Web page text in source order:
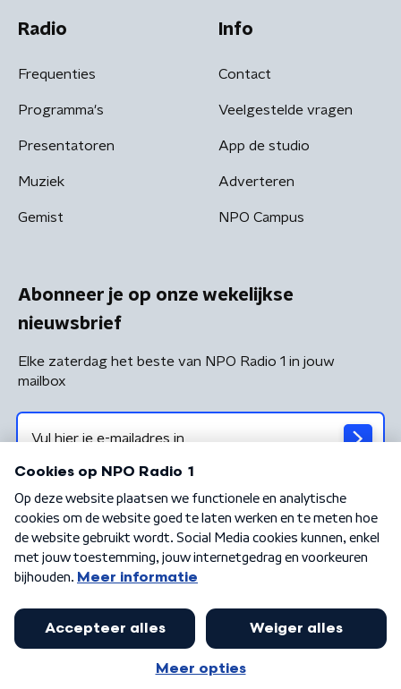
Radio
Frequenties
Programma's
Presentatoren
Muziek
Gemist
Info
Contact
Veelgestelde vragen
App de studio
Adverteren
NPO Campus
Abonneer je op onze wekelijkse
nieuwsbrief
Elke zaterdag het beste van NPO Radio 1 in jouw
mailbox
Algemene voorwaarden